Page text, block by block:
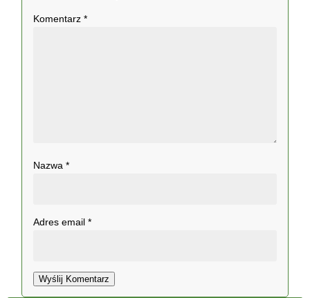
Komentarz*
Nazwa*
Adres email*
Wyślij Komentarz